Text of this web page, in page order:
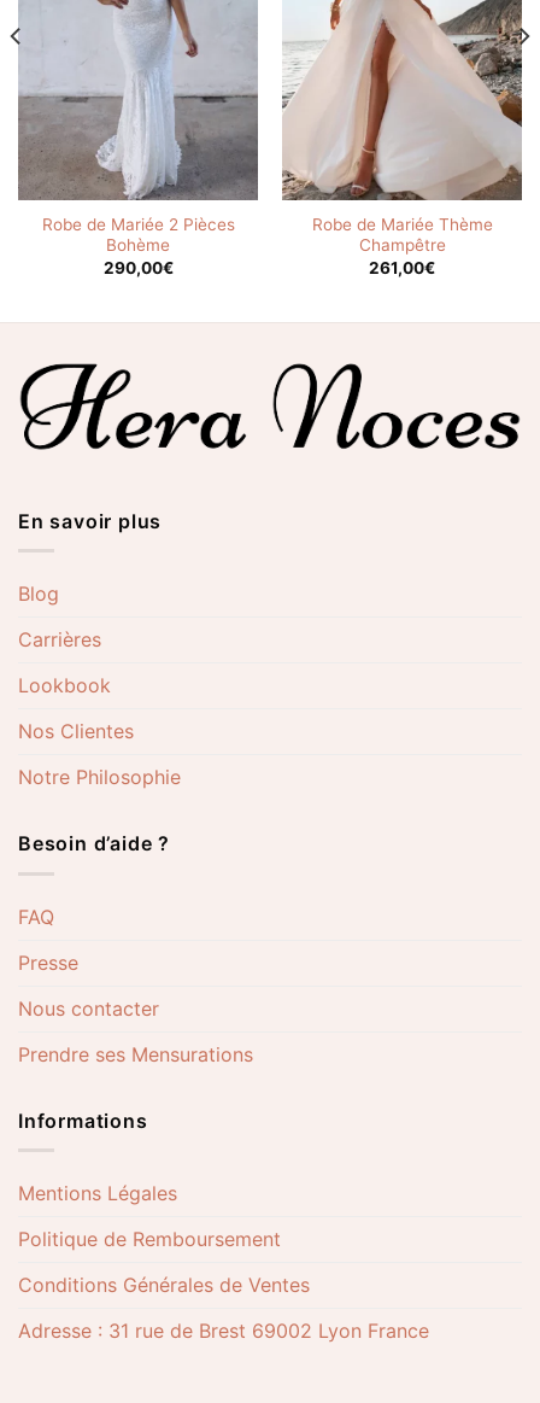
Robe de Mariée 2 Pièces
Bohème
290,00€
Robe de Mariée Thème
Champêtre
261,00€
En savoir plus
Blog
Carrières
Lookbook
Nos Clientes
Notre Philosophie
Besoin d’aide ?
FAQ
Presse
Nous contacter
Prendre ses Mensurations
Informations
Mentions Légales
Politique de Remboursement
Conditions Générales de Ventes
Adresse : 31 rue de Brest 69002 Lyon France